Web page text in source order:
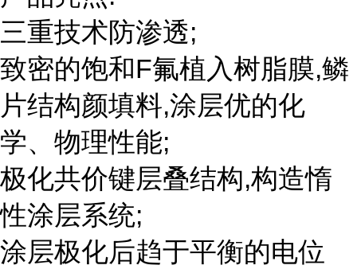
三重技术防渗透;
致密的饱和F氟植入树脂膜,鳞
片结构颜填料,涂层优的化
学、物理性能;
极化共价键层叠结构,构造惰
性涂层系统;
涂层极化后趋于平衡的电位